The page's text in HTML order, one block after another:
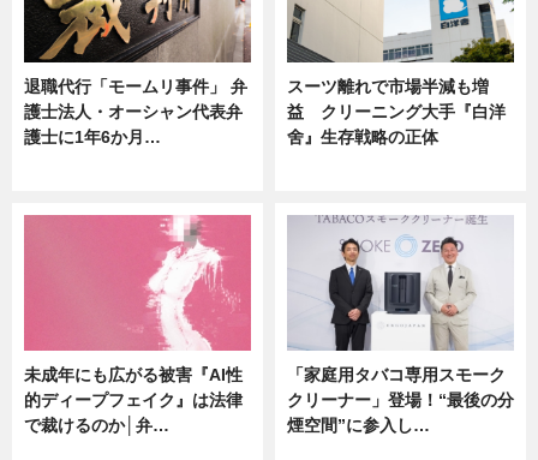
退職代行「モームリ事件」 弁
護士法人・オーシャン代表弁
護士に1年6か月…
スーツ離れで市場半減も増
益 クリーニング大手『白洋
舍』生存戦略の正体
未成年にも広がる被害『AI性
的ディープフェイク』は法律
で裁けるのか│弁…
「家庭用タバコ専用スモーク
クリーナー」登場！“最後の分
煙空間”に参入し…